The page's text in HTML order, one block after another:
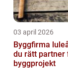
03 april 2026
Byggfirma luleå så
du rätt partner
byggprojekt